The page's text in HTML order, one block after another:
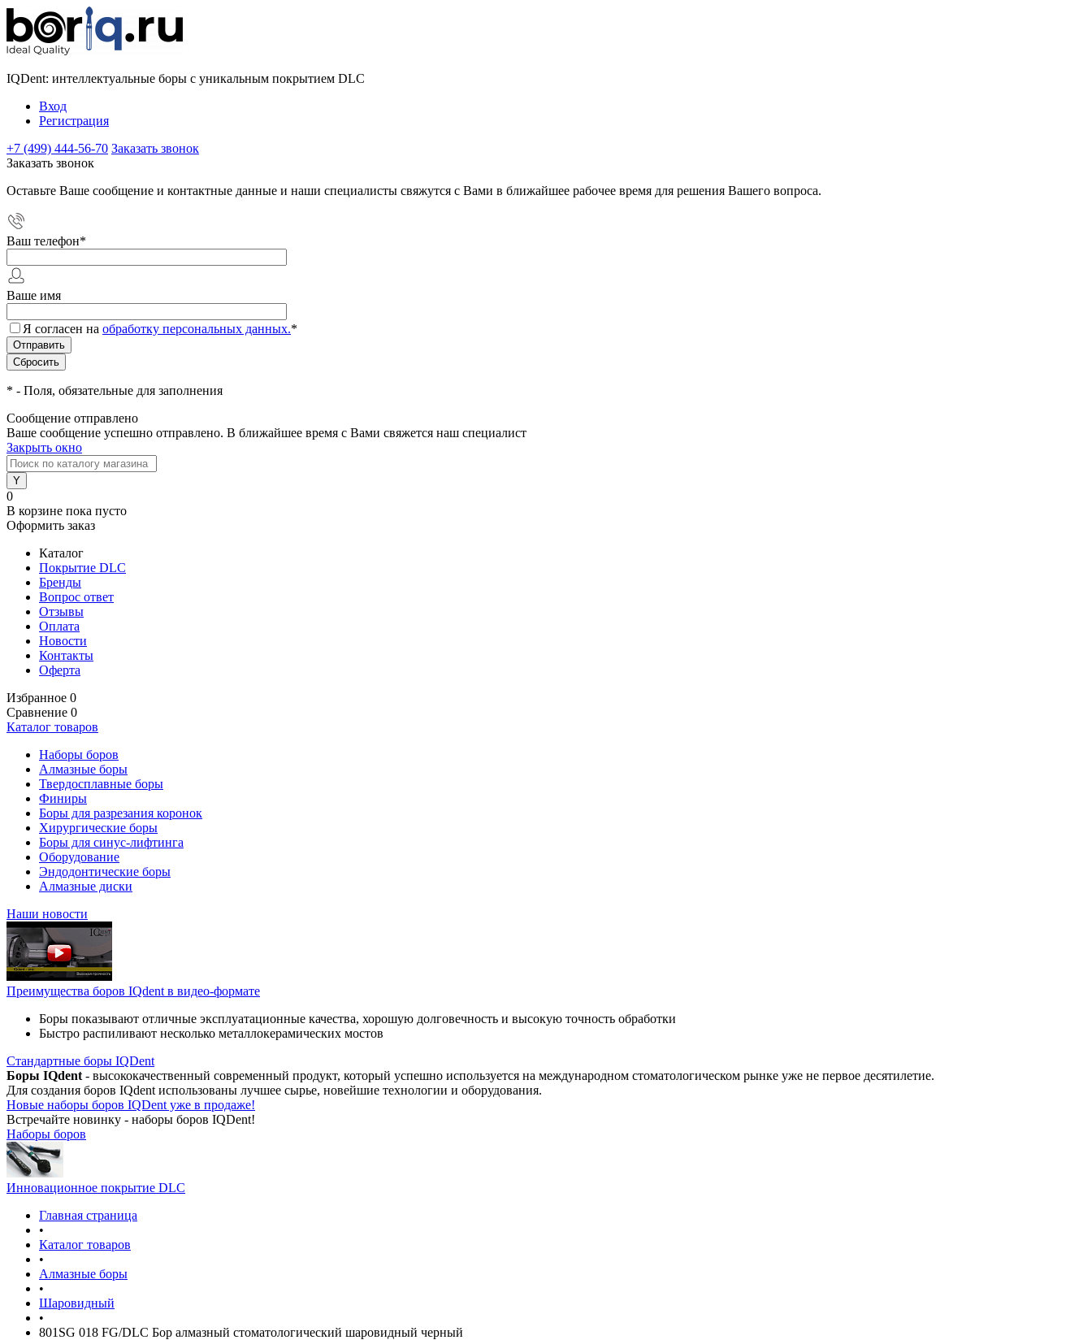
IQDent: интеллектуальные боры с уникальным покрытием DLC
Вход
Регистрация
+7 (499) 444-56-70 Заказать звонок
Заказать звонок
Оставьте Ваше сообщение и контактные данные и наши специалисты свяжутся с Вами в ближайшее рабочее время для решения Вашего вопроса.
Ваш телефон*
Ваше имя
Я согласен на обработку персональных данных.*
* - Поля, обязательные для заполнения
Сообщение отправлено
Ваше сообщение успешно отправлено. В ближайшее время с Вами свяжется наш специалист
Закрыть окно
0
В корзине пока пусто
Оформить заказ
Каталог
Покрытие DLC
Бренды
Вопрос ответ
Отзывы
Оплата
Новости
Контакты
Оферта
Избранное 0
Сравнение 0
Каталог товаров
Наборы боров
Алмазные боры
Твердосплавные боры
Финиры
Боры для разрезания коронок
Хирургические боры
Боры для синус-лифтинга
Оборудование
Эндодонтические боры
Алмазные диски
Наши новости
Преимущества боров IQdent в видео-формате
Боры показывают отличные эксплуатационные качества, хорошую долговечность и высокую точность обработки
Быстро распиливают несколько металлокерамических мостов
Стандартные боры IQDent
Боры IQdent - высококачественный современный продукт, который успешно используется на международном стоматологическом рынке уже не первое десятилетие.
Для создания боров IQdent использованы лучшее сырье, новейшие технологии и оборудования.
Новые наборы боров IQDent уже в продаже!
Встречайте новинку - наборы боров IQDent!
Наборы боров
Инновационное покрытие DLC
Главная страница
•
Каталог товаров
•
Алмазные боры
•
Шаровидный
•
801SG 018 FG/DLC Бор алмазный стоматологический шаровидный черный